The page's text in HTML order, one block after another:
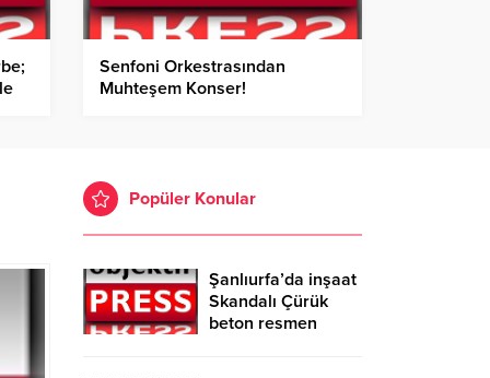
Senfoni Orkestrasından
Muhteşem Konser!
Popüler Konular
Şanlıurfa’da inşaat
Skandalı Çürük
beton resmen